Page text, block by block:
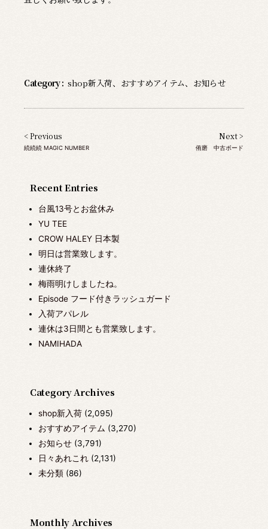
Recent Entries
台風13号とお盆休み
YU TEE
CROW HALEY 日本製
明日は営業致します。
連休終了
梅雨明けしましたね。
Episode フード付きラッシュガード
入荷アパレル
連休は3日間とも営業致します。
NAMIHADA
Category Archives
shop新入荷(2,095)
おすすめアイテム (3,270)
お知らせ(3,791)
日々あれこれ(2,131)
未分類(86)
Monthly Archives
Category : shop新入荷、 おすすめアイテム、 お知らせ
< Previous
続続続 MAGIC NUMBER
Next >
侑磨 中古ボード